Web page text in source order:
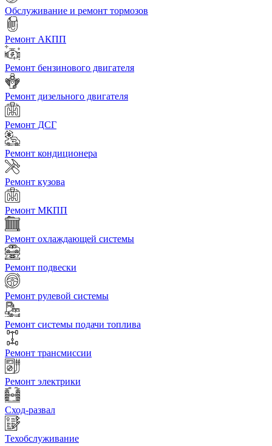
Обслуживание и ремонт тормозов
Ремонт АКПП
Ремонт бензинового двигателя
Ремонт дизельного двигателя
Ремонт ДСГ
Ремонт кондиционера
Ремонт кузова
Ремонт МКПП
Ремонт охлаждающей системы
Ремонт подвески
Ремонт рулевой системы
Ремонт системы подачи топлива
Ремонт трансмиссии
Ремонт электрики
Сход-развал
Техобслуживание